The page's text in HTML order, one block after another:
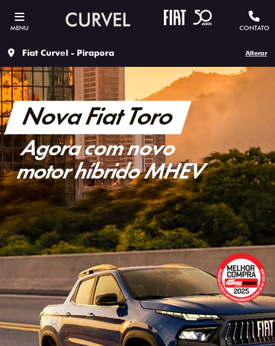
MENU CONTATO
Fiat Curvel - Pirapora Alterar